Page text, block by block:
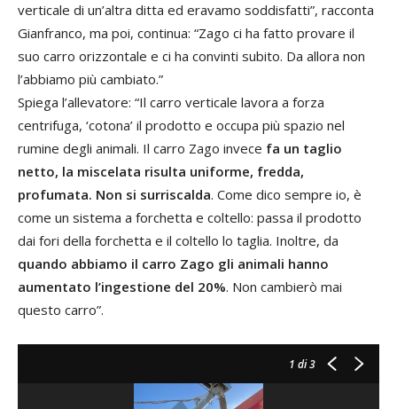
verticale di un’altra ditta ed eravamo soddisfatti”, racconta
Gianfranco, ma poi, continua: “Zago ci ha fatto provare il
suo carro orizzontale e ci ha convinti subito. Da allora non
l’abbiamo più cambiato.”
Spiega l’allevatore: “Il carro verticale lavora a forza
centrifuga, ‘cotona’ il prodotto e occupa più spazio nel
rumine degli animali. Il carro Zago invece fa un taglio
netto, la miscelata risulta uniforme, fredda,
profumata. Non si surriscalda. Come dico sempre io, è
come un sistema a forchetta e coltello: passa il prodotto
dai fori della forchetta e il coltello lo taglia. Inoltre, da
quando abbiamo il carro Zago gli animali hanno
aumentato l’ingestione del 20%. Non cambierò mai
questo carro”.
1 di 3